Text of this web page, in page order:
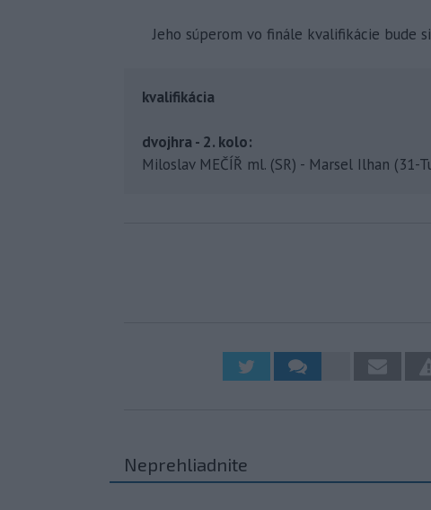
Jeho súperom vo finále kvalifikácie bude
kvalifikácia
dvojhra - 2. kolo:
Miloslav MEČÍŘ ml. (SR) - Marsel Ilhan (31-
Neprehliadnite